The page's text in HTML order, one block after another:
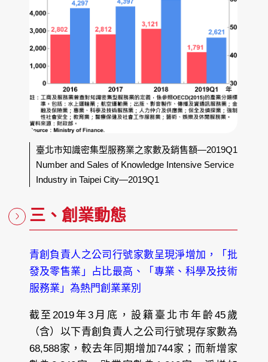
臺北市知識密集型服務業之家數及銷售額—2019Q1
Number and Sales of Knowledge Intensive Service
Industry in Taipei City—2019Q1
三、創業動態
青創負責人之公司行號家數呈現淨增加，「批
發及零售業」占比最高、「專業、科學及技術
服務業」為熱門創業業別
截至2019年3月底，設籍臺北市年齡45歲
（含）以下青創負責人之公司行號現存家數為
68,588家，較去年同期增加744家；而新增家